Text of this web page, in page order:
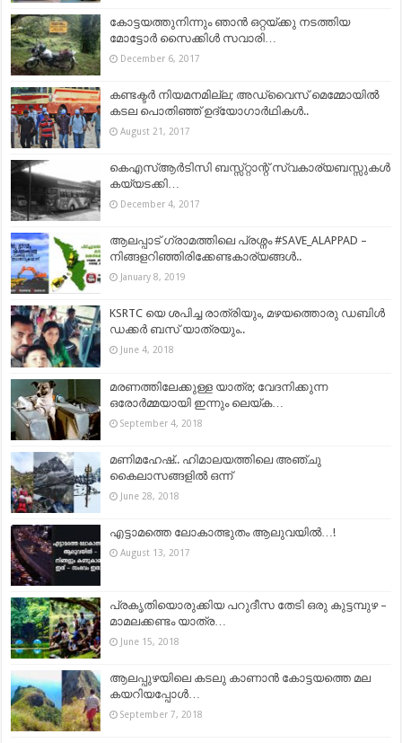
കോട്ടയത്തുനിന്നും ഞാന്‍ ഒറ്റയ്ക്കു നടത്തിയ
മോട്ടോർ സൈക്കിൾ സവാരി…
December 6, 2017
കണ്ടക്ടര്‍ നിയമനമില്ല; അഡ്വൈസ് മെമ്മോയില്‍
കടല പൊതിഞ്ഞ് ഉദ്യോഗാര്‍ഥികള്‍..
August 21, 2017
കെഎസ്ആര്‍ടിസി ബസ്സ്റ്റാന്റ് സ്വകാര്യബസ്സുകള്‍
കയ്യടക്കി…
December 4, 2017
ആലപ്പാട് ഗ്രാമത്തിലെ പ്രശ്നം #SAVE_ALAPPAD –
നിങ്ങളറിഞ്ഞിരിക്കേണ്ടകാര്യങ്ങൾ..
January 8, 2019
KSRTC യെ ശപിച്ച രാത്രിയും, മഴയത്തൊരു ഡബിൾ
ഡക്കർ ബസ് യാത്രയും..
June 4, 2018
മരണത്തിലേക്കുള്ള യാത്ര; വേദനിക്കുന്ന
ഒരോർമ്മയായി ഇന്നും ലെയ്‌ക…
September 4, 2018
മണിമഹേഷ്.. ഹിമാലയത്തിലെ അഞ്ചു
കൈലാസങ്ങളിൽ ഒന്ന്
June 28, 2018
എട്ടാമത്തെ ലോകാത്ഭുതം ആലുവയില്‍…!
August 13, 2017
പ്രകൃതിയൊരുക്കിയ പറുദീസ തേടി ഒരു കുട്ടമ്പുഴ –
മാമലക്കണ്ടം യാത്ര…
June 15, 2018
ആലപ്പുഴയിലെ കടലു കാണാൻ കോട്ടയത്തെ മല
കയറിയപ്പോൾ…
September 7, 2018